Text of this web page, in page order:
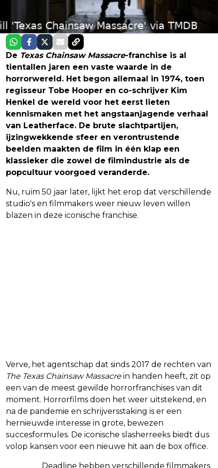
De Texas Chainsaw Massacre-franchise is al
tientallen jaren een vaste waarde in de
horrorwereld. Het begon allemaal in 1974, toen
regisseur Tobe Hooper en co-schrijver Kim
Henkel de wereld voor het eerst lieten
kennismaken met het angstaanjagende verhaal
van Leatherface. De brute slachtpartijen,
ijzingwekkende sfeer en verontrustende
beelden maakten de film in één klap een
klassieker die zowel de filmindustrie als de
popcultuur voorgoed veranderde.
Nu, ruim 50 jaar later, lijkt het erop dat verschillende
studio's en filmmakers weer nieuw leven willen
blazen in deze iconische franchise.
Verve, het agentschap dat sinds 2017 de rechten van
The Texas Chainsaw Massacrein handen heeft, zit op
een van de meest gewilde horrorfranchises van dit
moment. Horrorfilms doen het weer uitstekend, en
na de pandemie en schrijversstaking is er een
hernieuwde interesse in grote, bewezen
succesformules. De iconische slasherreeks biedt dus
volop kansen voor een nieuwe hit aan de box office.
Deadline hebben verschillende filmmakers